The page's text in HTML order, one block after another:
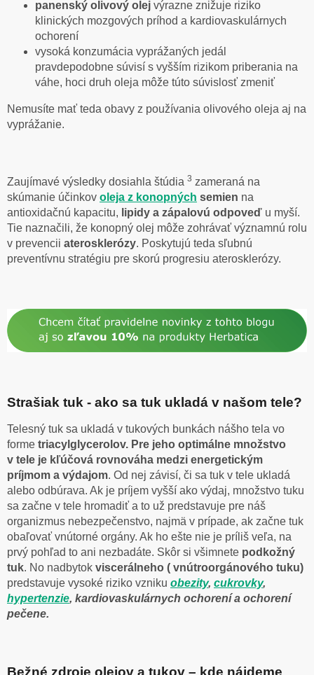
panenský olivový olej výrazne znižuje riziko
klinických mozgových príhod a kardiovaskulárnych
ochorení
vysoká konzumácia vyprážaných jedál
pravdepodobne súvisí s vyšším rizikom priberania na
váhe, hoci druh oleja môže túto súvislosť zmeniť
Nemusíte mať teda obavy z používania olivového oleja aj na
vyprážanie.
Zaujímavé výsledky dosiahla štúdia 3 zameraná na
skúmanie účinkov oleja z konopných semien na
antioxidačnú kapacitu, lipidy a zápalovú odpoveď u myší.
Tie naznačili, že konopný olej môže zohrávať významnú rolu
v prevencii aterosklerózy. Poskytujú teda sľubnú
preventívnu stratégiu pre skorú progresiu aterosklerózy.
Strašiak tuk - ako sa tuk ukladá v našom tele?
Telesný tuk sa ukladá v tukových bunkách nášho tela vo
forme triacylglycerolov. Pre jeho optimálne množstvo
v tele je kľúčová rovnováha medzi energetickým
príjmom a výdajom. Od nej závisí, či sa tuk v tele ukladá
alebo odbúrava. Ak je príjem vyšší ako výdaj, množstvo tuku
sa začne v tele hromadiť a to už predstavuje pre náš
organizmus nebezpečenstvo, najmä v prípade, ak začne tuk
obaľovať vnútorné orgány. Ak ho ešte nie je príliš veľa, na
prvý pohľad to ani nezbadáte. Skôr si všimnete podkožný
tuk. No nadbytok viscerálneho ( vnútroorgánového tuku)
predstavuje vysoké riziko vzniku obezity, cukrovky,
hypertenzie, kardiovaskulárnych ochorení a ochorení
pečene.
Bežné zdroje olejov a tukov – kde nájdeme